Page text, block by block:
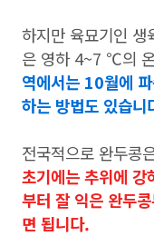
하지만 육묘기인 생
은 영하 4~7 ℃의
역에서는 10월에
하는 방법도 있습니
전국적으로 완두콩
초기에는 추위에
부터 잘 익은 완두
면 됩니다.